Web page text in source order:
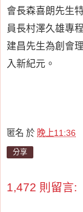
會長森喜朗先生
員長村澤久雄專
建昌先生為創會
入新紀元。
匿名 於 晚上11:36
分享
1,472 則留言: